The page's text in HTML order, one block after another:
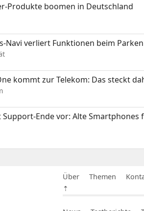
Produkte boomen in Deutschland
Navi verliert Funktionen beim Parken
kommt zur Telekom: Das steckt
Support-Ende vor: Alte Smartphones
Über Themen
⇡